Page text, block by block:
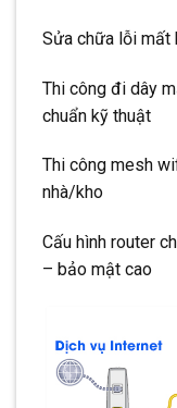
Sửa chữa lỗi mất
Thi công đi dây
chuẩn kỹ thuật
Thi công mesh
nhà/kho
Cấu hình router
– bảo mật cao